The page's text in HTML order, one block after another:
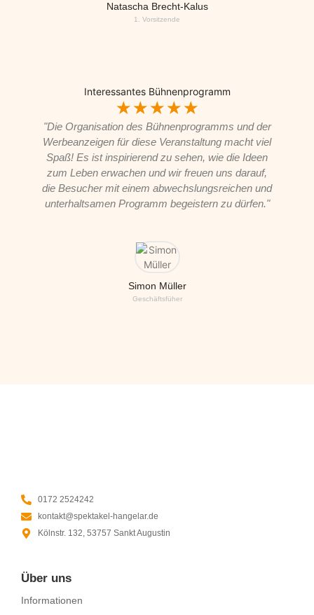
Natascha Brecht-Kalus
1. Vorsitzende
Simon Müller
Geschäftsfüher
Interessantes Bühnenprogramm
☆☆☆☆☆
"Die Organisation des Bühnenprogramms und der
Werbeanzeigen für diese Veranstaltung macht viel
Spaß! Es ist inspirierend zu sehen, wie die Ideen
zum Leben erwachen und wir freuen uns darauf,
die Besucher mit einem abwechslungsreichen und
unterhaltsamen Programm begeistern zu dürfen."
0172 2524242
kontakt@spektakel-hangelar.de
Kölnstr. 132, 53757 Sankt Augustin
Über uns
Informationen